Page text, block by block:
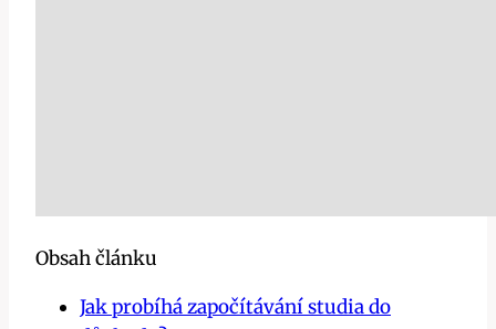
Obsah článku
Jak probíhá započítávání studia do